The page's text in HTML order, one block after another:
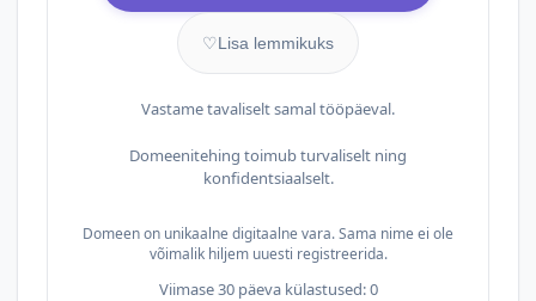
♡Lisa lemmikuks
Vastame tavaliselt samal tööpäeval.
Domeenitehing toimub turvaliselt ning
konfidentsiaalselt.
Domeen on unikaalne digitaalne vara. Sama nime ei ole
võimalik hiljem uuesti registreerida.
Viimase 30 päeva külastused: 0